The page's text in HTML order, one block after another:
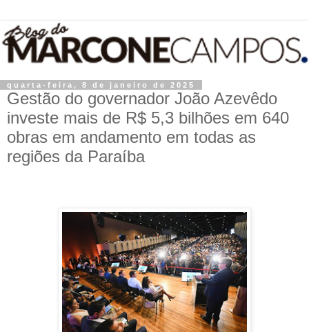
quarta-feira, 8 de janeiro de 2025
Gestão do governador João Azevêdo
investe mais de R$ 5,3 bilhões em 640
obras em andamento em todas as
regiões da Paraíba